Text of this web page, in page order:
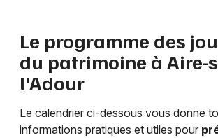
Le programme des
du patrimoine à Aire-
l'Adour
Le calendrier ci-dessous vous donne
informations pratiques et utiles pour